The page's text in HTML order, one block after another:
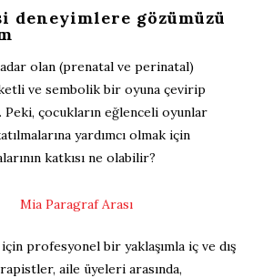
deneyimlere gözümüzü
olan (prenatal ve perinatal)
ve sembolik bir oyuna çevirip
çocukların eğlenceli oyunlar
yardımcı olmak için
katkısı ne olabilir?
profesyonel bir yaklaşımla iç ve dış
aile üyeleri arasında,